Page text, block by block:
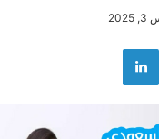
لينكدإن